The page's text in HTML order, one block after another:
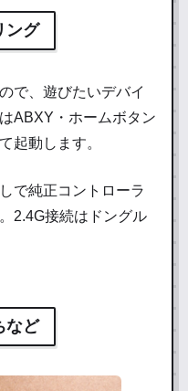
ング
で、遊びたいデバイ
ABXY・ホームボタン
起動します。
で純正コントローラ
2.4G接続はドングル
など